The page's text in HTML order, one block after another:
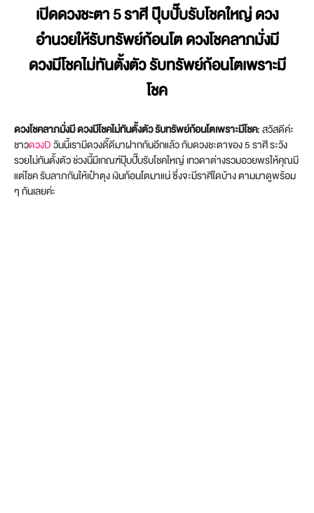
เปิดดวงชะตา 5 ราศี ปุ๊บปั๊บรับโชคใหญ่ ดวง
อำนวยให้รับทรัพย์ก้อนโต ดวงโชคลาภมั่งมี
ดวงมีโชคไม่ทันตั้งตัว รับทรัพย์ก้อนโตเพราะมี
โชค
ดวงโชคลาภมั่งมี ดวงมีโชคไม่ทันตั้งตัว รับทรัพย์ก้อนโตเพราะมีโชค: สวัสดีค่ะ
ชาวดวงDวันนี้เรามีดวงดี๊ดีมาฝากกันอีกแล้ว กับดวงชะตาของ 5 ราศี ระวัง
รวยไม่ทันตั้งตัว ช่วงนี้มีเกณฑ์ปุ๊บปั๊บรับโชคใหญ่ เทวดาต่างรวมอวยพรให้คุณมี
แต่โชค รับลาภกันให้เป๋าตุง เงินก้อนโตมาแน่ ซึ่งจะมีราศีใดบ้าง ตามมาดูพร้อม
ๆ กันเลยค่ะ